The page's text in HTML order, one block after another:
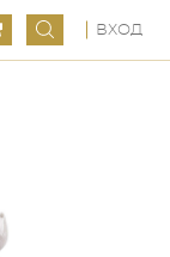
ВХОД